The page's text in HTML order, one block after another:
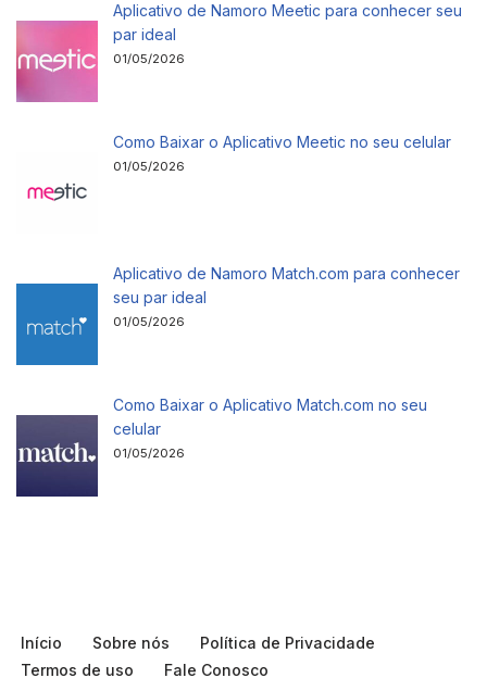
Aplicativo de Namoro Meetic para conhecer seu
par ideal
01/05/2026
Como Baixar o Aplicativo Meetic no seu celular
01/05/2026
Aplicativo de Namoro Match.com para conhecer
seu par ideal
01/05/2026
Como Baixar o Aplicativo Match.com no seu
celular
01/05/2026
Início Sobre nós
Política de Privacidade
Termos de uso
Fale Conosco